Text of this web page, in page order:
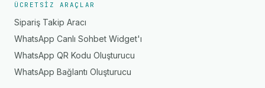
ÜCRETSIZ ARAÇLAR
Sipariş Takip Aracı
WhatsApp Canlı Sohbet Widget'ı
WhatsApp QR Kodu Oluşturucu
WhatsApp Bağlantı Oluşturucu